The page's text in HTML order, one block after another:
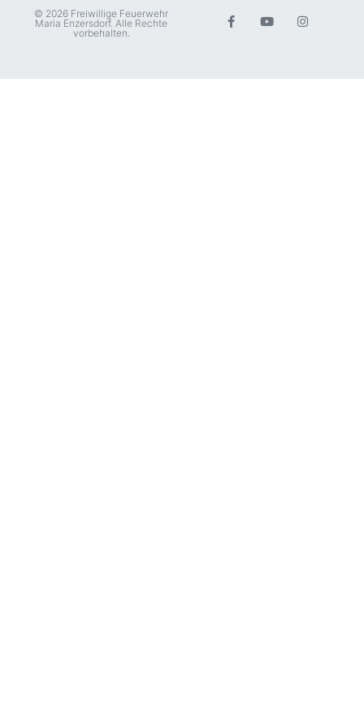
© 2026 Freiwillige Feuerwehr
Maria Enzersdorf. Alle Rechte
vorbehalten.